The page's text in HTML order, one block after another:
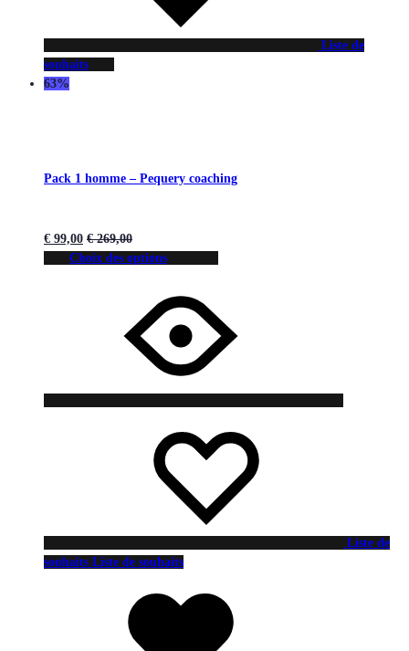
Liste de
souhaits
63%
Pack 1 homme – Pequery coaching
€ 99,00 €269,00
Choix des options
Liste de
souhaits Liste de souhaits